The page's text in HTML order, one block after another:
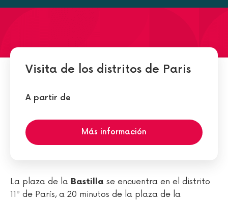
Visita de los distritos de Paris
A partir de
Más información
La plaza de la Bastilla se encuentra en el distrito
11º de París, a 20 minutos de la plaza de la